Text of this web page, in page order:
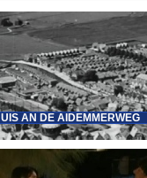
UIS AN DE AIDEMMERWEG